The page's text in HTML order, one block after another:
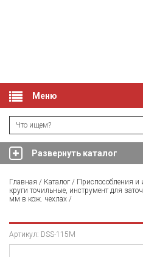
Меню
Развернуть каталог
Главная / Каталог / Приспособления и
круги точильные, инструмент для
мм в кож. чехлах /
Артикул: DSS-115M